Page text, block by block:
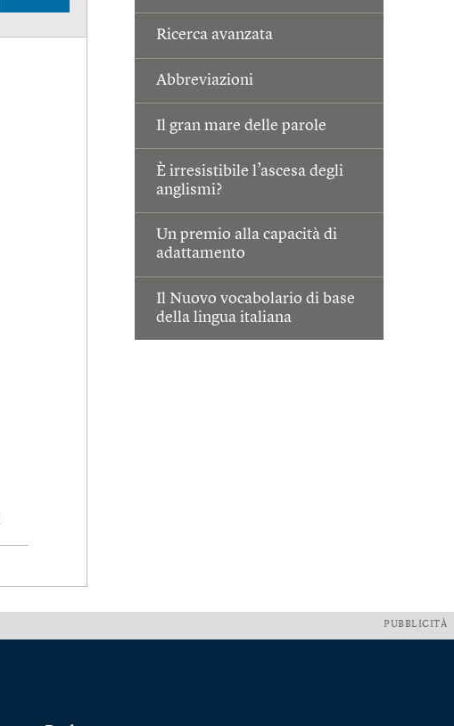
Ricerca avanzata
Abbreviazioni
Il gran mare delle parole
È irresistibile l’ascesa degli
anglismi?
Un premio alla capacità di
adattamento
Il Nuovo vocabolario di base
della lingua italiana
PUBBLICITÀ